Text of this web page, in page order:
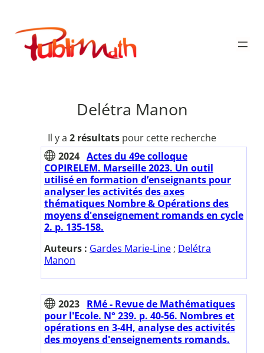
contenu
Publimath
Delétra Manon
Il y a 2 résultats pour cette recherche
2024 Actes du 49e colloque
COPIRELEM. Marseille 2023. Un outil
utilisé en formation d’enseignants pour
analyser les activités des axes
thématiques Nombre & Opérations des
moyens d'enseignement romands en cycle
2. p. 135-158.
Auteurs : Gardes Marie-Line ; Delétra
Manon
2023 RMé - Revue de Mathématiques
pour l'Ecole. N° 239. p. 40-56. Nombres et
opérations en 3-4H, analyse des activités
des moyens d'enseignements romands.